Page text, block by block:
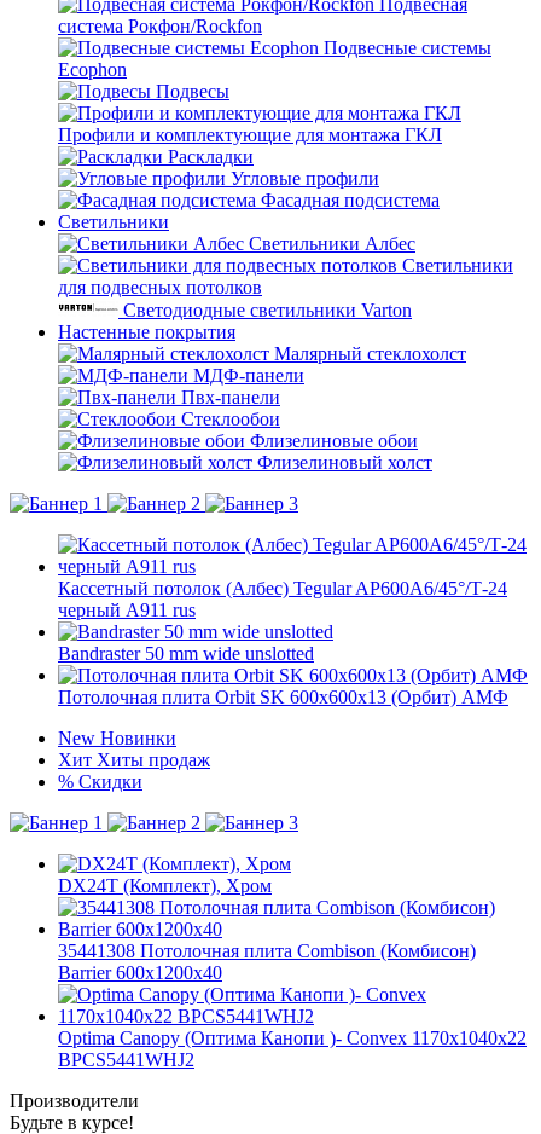
Подвесная
система Рокфон/Rockfon
Подвесные системы
Ecophon
Подвесы
Профили и комплектующие для монтажа ГКЛ
Раскладки
Угловые профили
Фасадная подсистема
Светильники
Светильники Албес
Светильники
для подвесных потолков
Светодиодные светильники Varton
Настенные покрытия
Малярный стеклохолст
МДФ-панели
Пвх-панели
Стеклообои
Флизелиновые обои
Флизелиновый холст
Кассетный потолок (Албес) Tegular AP600A6/45°/Т-24
черный А911 rus
Bandraster 50 mm wide unslotted
Потолочная плита Orbit SK 600x600x13 (Орбит) АМФ
New Новинки
Хит Хиты продаж
% Скидки
DX24T (Комплект), Хром
35441308 Потолочная плита Combison (Комбисон)
Barrier 600x1200x40
Optima Canopy (Оптима Канопи )- Convex 1170x1040x22
BPCS5441WHJ2
Производители
Будьте в курсе!